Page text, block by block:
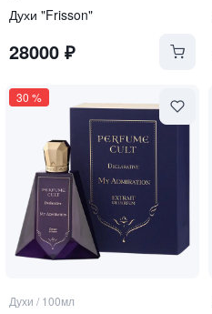
Духи "Frisson"
28000 ₽
30 %
Духи / 100мл